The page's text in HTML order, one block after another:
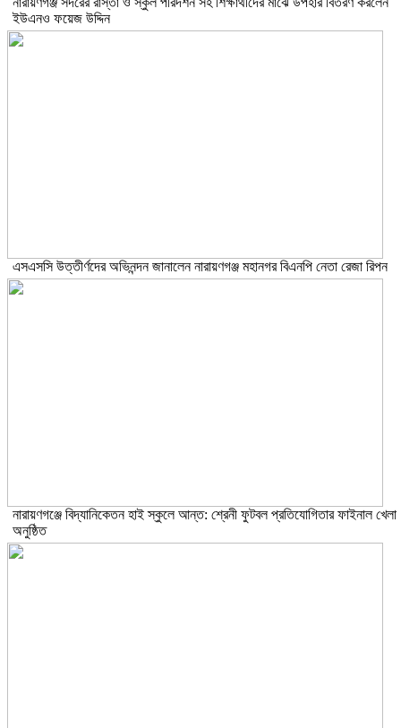
ইউএনও ফয়েজ উদ্দিন
এসএসসি উত্তীর্ণদের অভিনন্দন জানালেন নারায়ণগঞ্জ মহানগর বিএনপি নেতা রেজা রিপন
নারায়ণগঞ্জে বিদ্যানিকেতন হাই স্কুলে আন্ত: শ্রেনী ফুটবল প্রতিযোগিতার ফাইনাল খেলা
অনুষ্ঠিত